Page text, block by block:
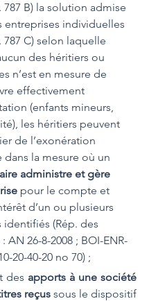
787 B) la solution admise
entreprises individuelles
787 C) selon laquelle
des héritiers ou
n’est en mesure de
effectivement
(enfants mineurs,
les héritiers peuvent
de l’exonération
dans la mesure où un
administre et gère
pour le compte et
d’un ou plusieurs
identifiés (Rép. des
AN 26-8-2008 ; BOI-ENR-
20-40-20 no 70) ;
des apports à une société
reçus sous le dispositif